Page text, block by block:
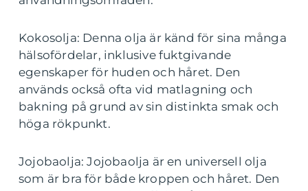
Kokosolja: Denna olja är känd för sina många
hälsofördelar, inklusive fuktgivande
egenskaper för huden och håret. Den
används också ofta vid matlagning och
bakning på grund av sin distinkta smak och
höga rökpunkt.
Jojobaolja: Jojobaolja är en universell olja
som är bra för både kroppen och håret. Den